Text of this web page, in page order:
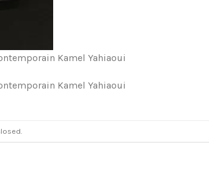
Kamel Yahiaoui
Kamel Yahiaoui